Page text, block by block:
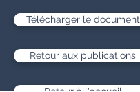
Télécharger le document
Retour aux publications